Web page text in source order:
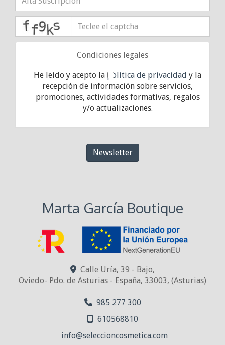
Condiciones legales
He leído y acepto la política de privacidad y la
recepción de información sobre servicios,
promociones, actividades formativas, regalos
y/o actualizaciones.
Newsletter
Marta García Boutique
Calle Uría, 39 - Bajo,
Oviedo- Pdo. de Asturias - España, 33003, (Asturias)
985 277 300
610568810
info
seleccioncosmetica.com